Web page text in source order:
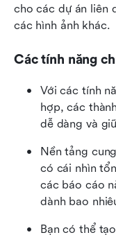
cho các dự án liên
các hình ảnh khác.
Các tính năng
Với các tính
hợp, các
dễ dàng và
Nền tảng
có cái nhìn
các báo cáo
dành bao
Bạn có thể